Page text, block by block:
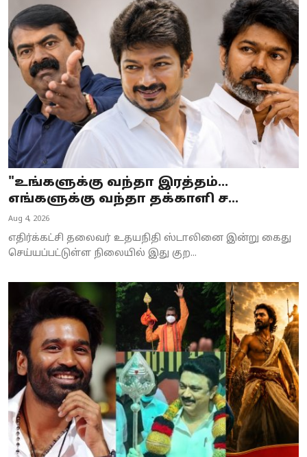
"உங்களுக்கு வந்தா இரத்தம்...
எங்களுக்கு வந்தா தக்காளி ச...
Aug 4, 2026
எதிர்க்கட்சி தலைவர் உதயநிதி ஸ்டாலினை இன்று கைது
செய்யப்பட்டுள்ள நிலையில் இது குற...